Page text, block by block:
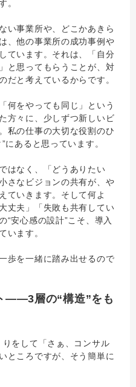
。
い事業所や、どこかあきら
、他の事業所の成功事例や
ています。それは、「自分
と思ってもらうことが、対
だと考えているからです。
何をやっても同じ」という
方々に、少しずつ新しいビ
私の仕事の大切な役割のひ
にあると思っています。
はなく、「どうありたい
さなビジョンの共有が、や
ていきます。そして何よ
丈夫」「失敗も共有してい
“安心感の設計”こそ、導入
います。
歩を一緒に踏み出せるので
――3層の“構造”をも
をして「さぁ、コンサル
ところですが、そう簡単に